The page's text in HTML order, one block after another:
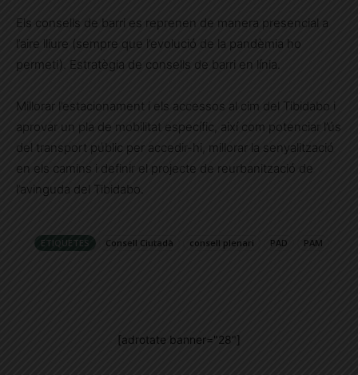
Els consells de barri es reprenen de manera presencial a
l’aire lliure (sempre que l’evolució de la pandèmia ho
permeti). Estratègia de consells de barri en línia.
Millorar l’estacionament i els accessos al cim del Tibidabo i
aprovar un pla de mobilitat específic, així com potenciar l’ús
del transport públic per accedir-hi, millorar la senyalització
en els camins i definir el projecte de reurbanització de
l’avinguda del Tibidabo.
ETIQUETES Consell Ciutadà consell plenari PAD PAM
[adrotate banner="28"]